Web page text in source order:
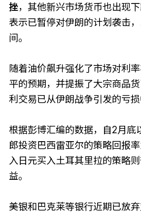
挫，其他新兴市场货币也出现
表示已暂停对伊朗的计划袭击
间。
随着油价飙升强化了市场对利
平的预期，并提振了大宗商品
利交易已从伊朗战争引发的亏损
根据彭博汇编的数据，自2月底
郎投资巴西雷亚尔的策略回报
入日元买入土耳其里拉的策略
益。
美银和巴克莱等银行近期已放